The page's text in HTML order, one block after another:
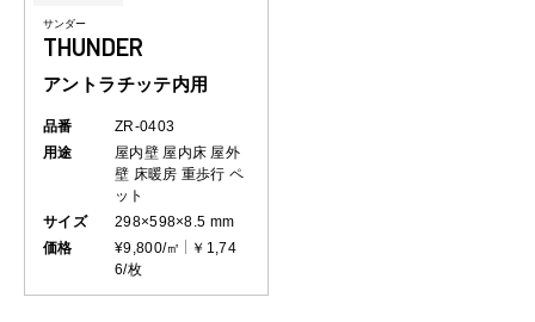
サンダー
THUNDER
アントラチッテ内用
品番
ZR-0403
用途
屋内壁 屋内床 屋外
壁 床暖房 重歩行 ペ
ット
サイズ
298×598×8.5 mm
価格
¥9,800/㎡
￥1,74
6/枚